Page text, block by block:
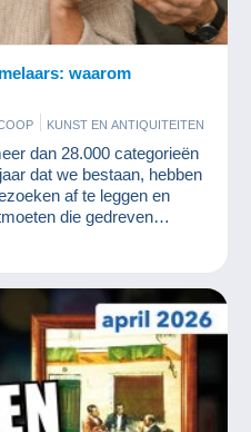
waarom
KUNST EN ANTIQUITEITEN
OUDE DOCUMENTEN
RECLAME
VINYLPLATEN
dan 28.000 categorieën
dat we bestaan, hebben
af te leggen en
die gedreven
het verzamelen.